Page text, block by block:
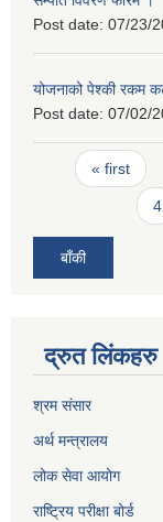
Post date: 07/23/
योजनाको पेश्की रकम
Post date: 07/02/
Pages
« first
4
बाँकी
द्रुत लिंकहरु
श्रम संसार
अर्थ मन्त्रालय
लोक सेवा आयोग
राष्ट्रिय परीक्षा बोर्ड